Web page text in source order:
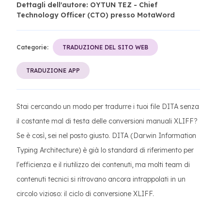
Dettagli dell'autore: OYTUN TEZ - Chief
Technology Officer (CTO) presso MotaWord
Categorie: TRADUZIONE DEL SITO WEB
TRADUZIONE APP
Stai cercando un modo per tradurre i tuoi file DITA senza
il costante mal di testa delle conversioni manuali XLIFF?
Se è così, sei nel posto giusto. DITA (Darwin Information
Typing Architecture) è già lo standard di riferimento per
l'efficienza e il riutilizzo dei contenuti, ma molti team di
contenuti tecnici si ritrovano ancora intrappolati in un
circolo vizioso: il ciclo di conversione XLIFF.